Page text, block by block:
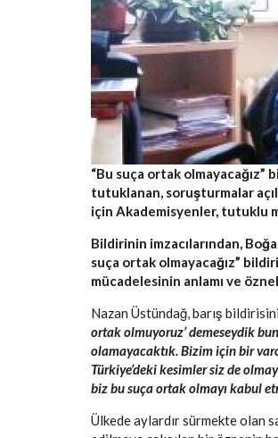
“Bu suça ortak
tutuklanan, soruşturmalar
için Akademisyenler, tutuklu
Bildirinin imzacılarından,
suça ortak olmayacağız”
mücadelesinin anlamı ve
Nazan Üstündağ, barış
ortak olmuyoruz’ demeseydik
olamayacaktık. Bizim için bir
Türkiye’deki kesimler siz de
biz bu suça ortak olmayı kabul
Ülkede aylardır sürmekte olan